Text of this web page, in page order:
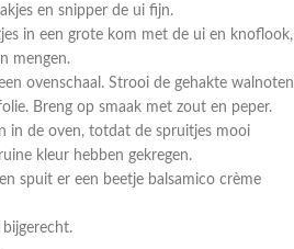
en snipper de ui fijn.
in een grote kom met de ui en knoflook,
mengen.
ovenschaal. Strooi de gehakte walnoten
Breng op smaak met zout en peper.
in de oven, totdat de spruitjes mooi
kleur hebben gekregen.
spuit er een beetje balsamico crème